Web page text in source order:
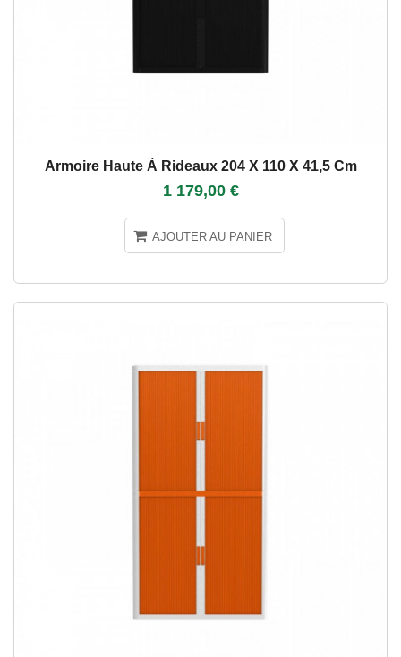
Armoire Haute À Rideaux 204 X 110 X 41,5 Cm
1 179,00 €
AJOUTER AU PANIER